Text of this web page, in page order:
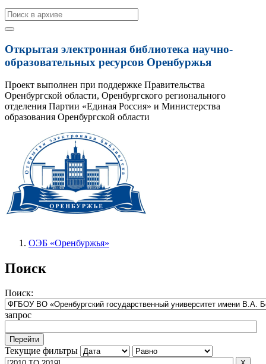
Открытая электронная библиотека научно-
образовательных ресурсов Оренбуржья
Проект выполнен при поддержке Правительства
Оренбургской области, Оренбургского регионального
отделения Партии «Единая Россия» и Министерства
образования Оренбургской области
ОЭБ «Оренбуржья»
Поиск
Поиск:
запрос
Текущие фильтры